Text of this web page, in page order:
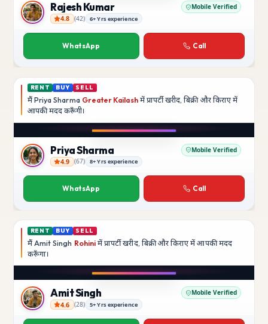
Rajesh Kumar
Rajesh Kumar Mobile Verified
4.8 (42) 6+ Yrs experience
WhatsApp Call
RENT BUY SELL
मैं Priya Sharma Greater Kailashमें प्रापर्टी खरीद, बिक्री और किराए में
आपकी मददकरूँगी।
Priya Sharma
Priya Sharma Mobile Verified
4.9 (67) 8+ Yrs experience
WhatsApp Call
RENT BUY SELL
मैं Amit Singh Rohiniमें प्रापर्टी खरीद, बिक्री और किराए में आपकी मदद
करूँगा।
Amit Singh
Amit Singh Mobile Verified
4.6 (28) 5+ Yrs experience